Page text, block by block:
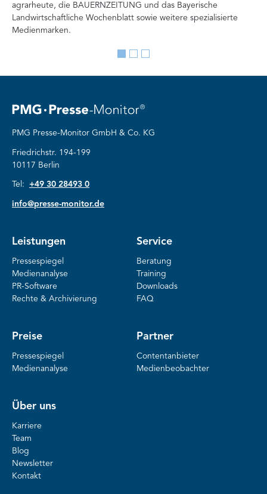
agrarheute, die BAUERNZEITUNG und das Bayerische
Landwirtschaftliche Wochenblatt sowie weitere spezialisierte
Medienmarken.
Go
slide
Go
slide
Go
slide
PMG Presse-Monitor GmbH & Co. KG
Friedrichstr. 194-199
10117 Berlin
Tel: +49 30 28493 0
info@presse-monitor.de
Leistungen
Pressespiegel
Medienanalyse
PR-Software
Rechte & Archivierung
Service
Beratung
Training
Downloads
FAQ
Preise
Pressespiegel
Medienanalyse
Partner
Contentanbieter
Medienbeobachter
Über uns
Karriere
Team
Blog
Newsletter
Kontakt